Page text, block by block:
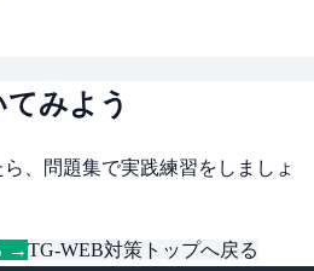
みよう
、問題集で実践練習をしましょ
→TG-WEB対策トップへ戻る